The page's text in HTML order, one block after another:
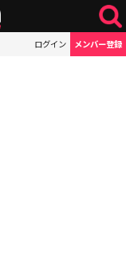
ログイン メンバー登録